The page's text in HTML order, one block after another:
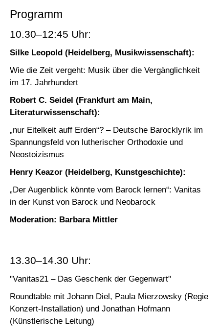
Programm
10.30–12:45 Uhr:
Silke Leopold (Heidelberg, Musikwissenschaft):
Wie die Zeit vergeht: Musik über die Vergänglichkeit
im 17. Jahrhundert
Robert C. Seidel (Frankfurt am Main,
Literaturwissenschaft):
„nur Eitelkeit auff Erden“? – Deutsche Barocklyrik im
Spannungsfeld von lutherischer Orthodoxie und
Neostoizismus
Henry Keazor (Heidelberg, Kunstgeschichte):
„Der Augenblick könnte vom Barock lernen“: Vanitas
in der Kunst von Barock und Neobarock
Moderation: Barbara Mittler
13.30–14.30 Uhr:
"Vanitas21 – Das Geschenk der Gegenwart"
Roundtable mit Johann Diel, Paula Mierzowsky (Regie
Konzert-Installation) und Jonathan Hofmann
(Künstlerische Leitung)